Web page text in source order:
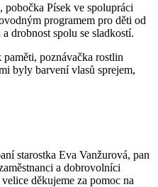
Písek ve spolupráci
programem pro děti od
drobnost spolu se sladkostí.
poznávačka rostlin
byly barvení vlasů sprejem,
starostka Eva Vanžurová, pan
a dobrovolníci
děkujeme za pomoc na